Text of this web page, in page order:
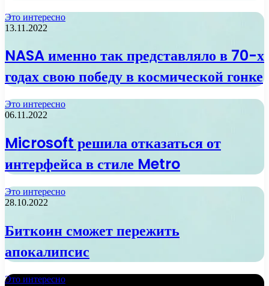
Это интересно
13.11.2022
NASA именно так представляло в 70-х
годах свою победу в космической гонке
Это интересно
06.11.2022
Microsoft решила отказаться от
интерфейса в стиле Metro
Это интересно
28.10.2022
Биткоин сможет пережить
апокалипсис
Это интересно